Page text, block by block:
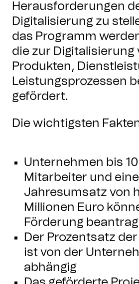
Herausforderungen
Digitalisierung zu
das Programm
die zur Digitalisierung
Produkten,
Leistungsprozessen
gefördert.
Die wichtigsten
Unternehmen bis
Mitarbeiter und
Jahresumsatz von
Millionen Euro
Förderung
Der Prozentsatz
ist von der
abhängig